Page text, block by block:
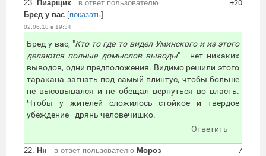
23. Пиарщик
в ответ пользователю
Бред у вас [показать]
02.06.18 в 19:34
+20
Бред у вас, "Кто то где то видел Уминского и из этого
делаются полные домыслов выводы" - нет никаких
выводов, одни предположения. Видимо решили этого
таракана загнать под самый плинтус, чтобы больше
не высовывался и не обещал вернуться во власть.
Чтобы у жителей сложилось стойкое и твердое
убеждение - дрянь человечишко.
Ответить
22. Нн в ответ пользователю Мороз
-7